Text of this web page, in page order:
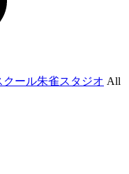
ール朱雀スタジオ All